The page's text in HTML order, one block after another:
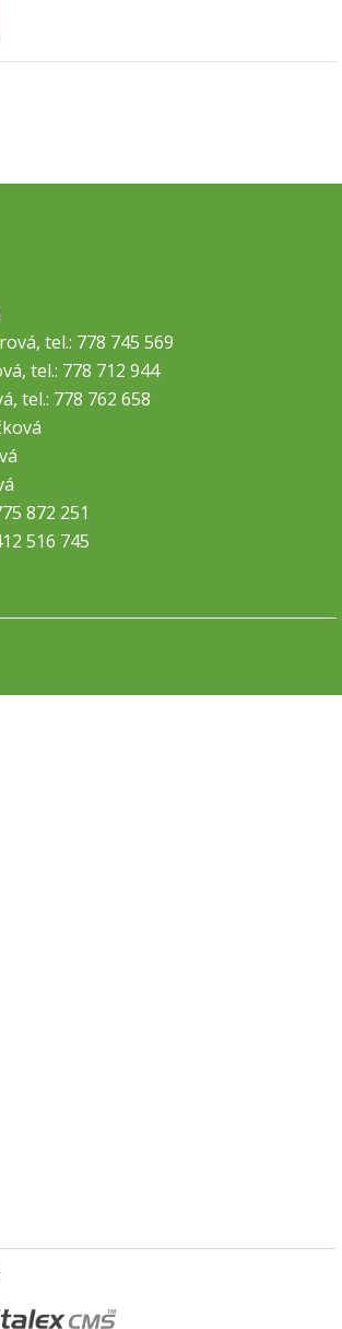
tel.: 778 745 569
tel.: 778 712 944
tel.: 778 762 658
872 251
516 745